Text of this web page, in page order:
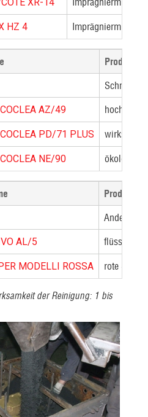
HZ 4 Imprägniermittel
AZ/49 hoch
PD/71 PLUS wirksamer
NE/90
Andere
AL/5 flüssiges
MODELLI ROSSA rote
der Reinigung: 1 bis